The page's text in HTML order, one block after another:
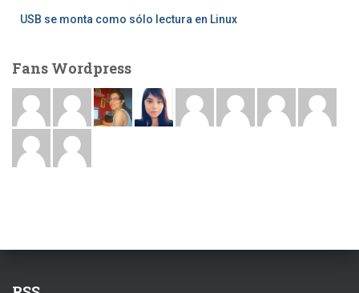
USB se monta como sólo lectura en Linux
Fans Wordpress